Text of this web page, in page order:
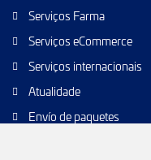
Serviços Farma
Serviços eCommerce
Serviços internacionais
Atualidade
Envío de paquetes